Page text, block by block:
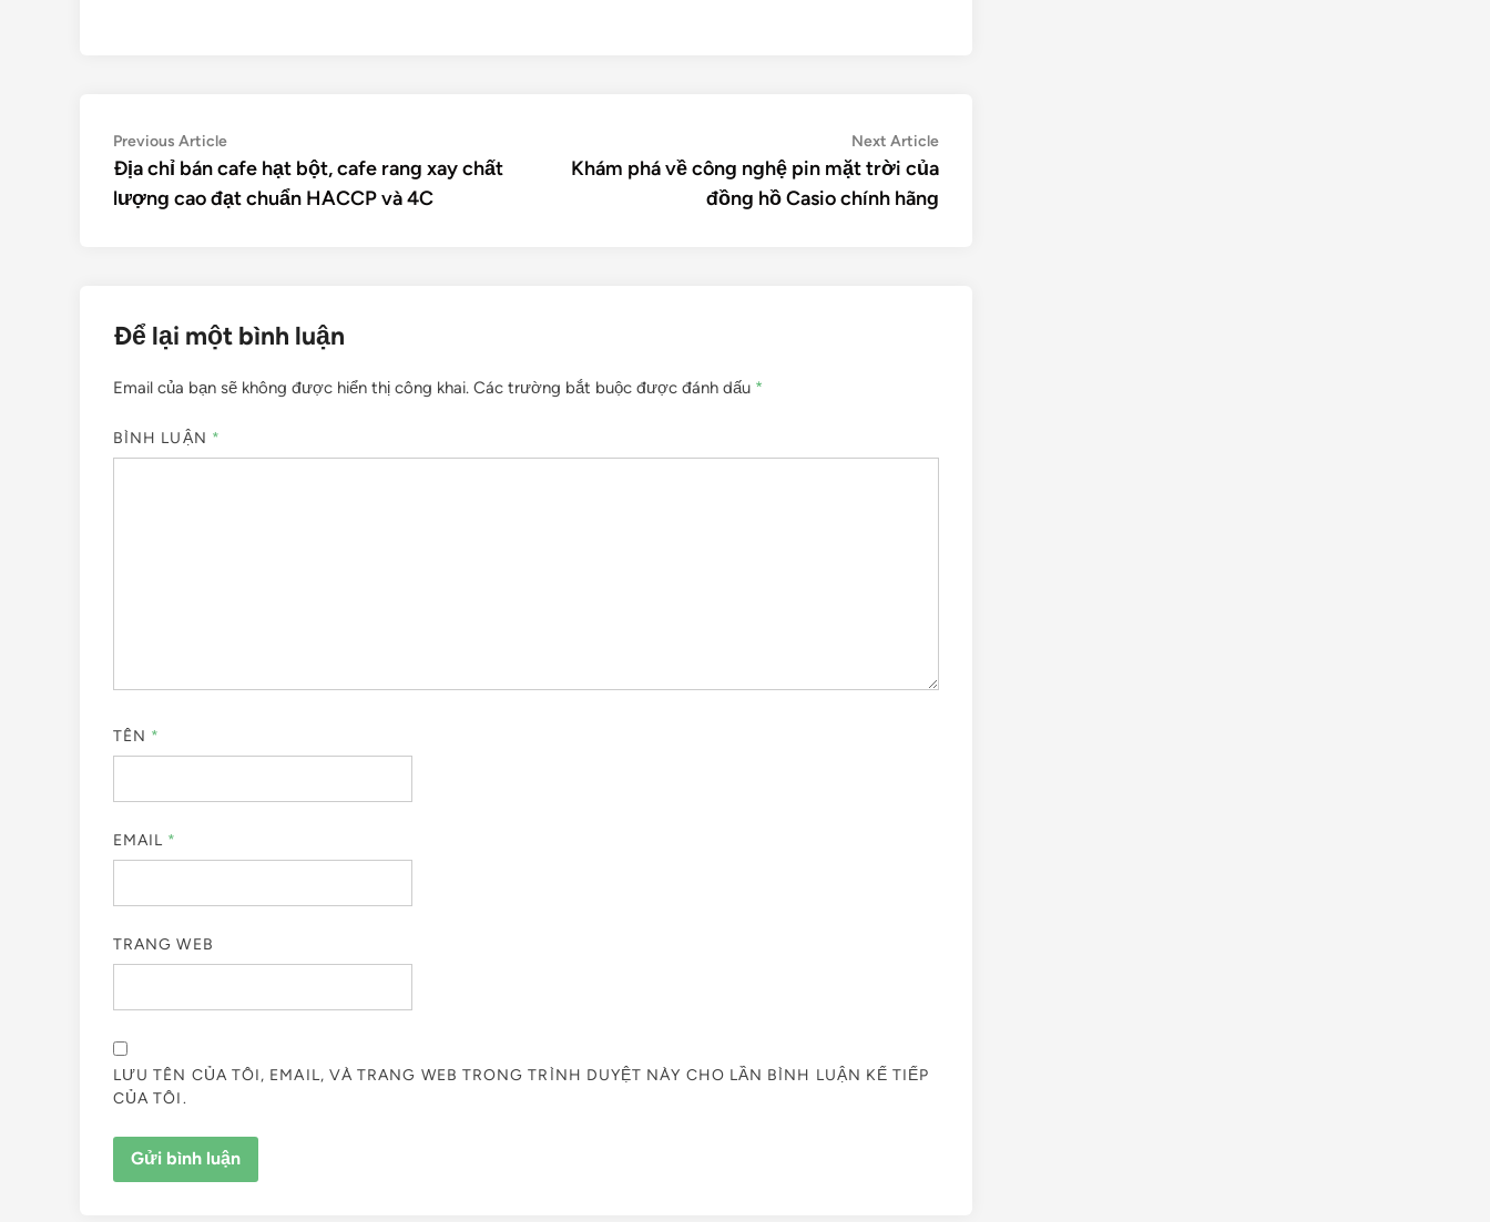
Điều
hướng
bài
Previous ArticlePrevious
article:
Địa chỉ bán cafe hạt bột, cafe rang xay chất
lượng cao đạt chuẩn HACCP và 4C
Next ArticleNext
article:
Khám phá về công nghệ pin mặt trời của
đồng hồ Casio chính hãng
Để lại một bình luận
Email của bạn sẽ không được hiển thị công khai. Các trường bắt buộc được đánh dấu *
BÌNH LUẬN *
TÊN *
EMAIL *
TRANG WEB
LƯU TÊN CỦA TÔI, EMAIL, VÀ TRANG WEB TRONG TRÌNH DUYỆT NÀY CHO LẦN BÌNH LUẬN KẾ TIẾP
CỦA TÔI.